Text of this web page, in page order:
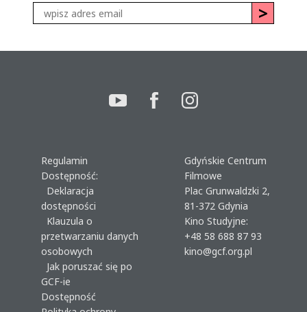
Regulamin
Dostępność:
Deklaracja
dostępności
Klauzula o
przetwarzaniu danych
osobowych
Jak poruszać się po
GCF-ie
Dostępność
Gdyńskie Centrum
Filmowe
Plac Grunwaldzki 2,
81-372 Gdynia
Kino Studyjne:
+48 58 688 87 93
kino@gcf.org.pl